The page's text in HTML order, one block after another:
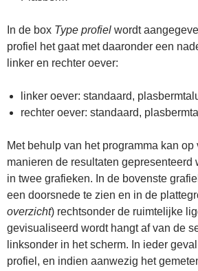
In de box Type profiel wordt
profiel het gaat met daaronder een
linker en rechter oever:
linker oever: standaard,
rechter oever: standaard,
Met behulp van het programma kan
manieren de resultaten gepresenteerd
in twee grafieken. In de bovenste
een doorsnede te zien en in de
overzicht) rechtsonder de ruimtelijke
gevisualiseerd wordt hangt af van de
linksonder in het scherm. In ieder
profiel, en indien aanwezig het